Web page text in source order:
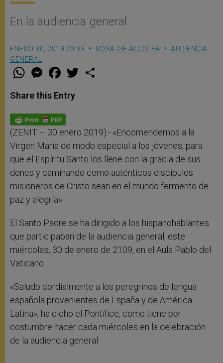
En la audiencia general
ENERO 30, 2019 20:33 ROSA DIE ALCOLEA
AUDIENCIA
GENERAL
W
t
s
p
p
M
e
s
e
g
e
F
a
e
b
o
k
w
Share this Entry
(ZENIT – 30 enero 2019).- «Encomendemos a la
Virgen María de modo especial a los jóvenes, para
que el Espíritu Santo los llene con la gracia de sus
dones y caminando como auténticos discípulos
misioneros de Cristo sean en el mundo fermento de
paz y alegría».
El Santo Padre se ha dirigido a los hispanohablantes
que participaban de la audiencia general, este
miércoles, 30 de enero de 2109, en el Aula Pablo del
Vaticano.
«Saludo cordialmente a los peregrinos de lengua
española provenientes de España y de América
Latina», ha dicho el Pontífice, como tiene por
costumbre hacer cada miércoles en la celebración
de la audiencia general.